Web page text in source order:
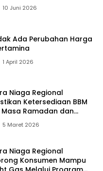
10 Juni 2026
Ada Perubahan Harga
1 April 2026
Niaga Regional
Ketersediaan BBM
Ramadan dan
5 Maret 2026
Niaga Regional
Konsumen Mampu